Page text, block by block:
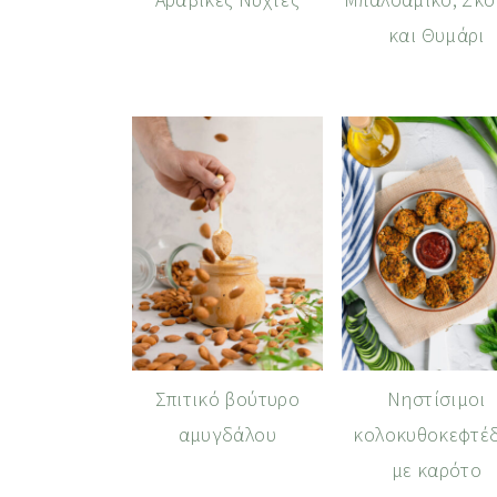
και Θυμάρι
Σπιτικό βούτυρο
αμυγδάλου
Νηστίσιμοι
με καρότο